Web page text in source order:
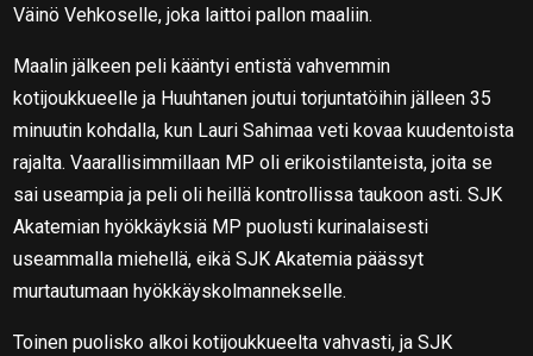
Väinö Vehkoselle, joka laittoi pallon maaliin.
Maalin jälkeen peli kääntyi entistä vahvemmin
kotijoukkueelle ja Huuhtanen joutui torjuntatöihin jälleen 35
minuutin kohdalla, kun Lauri Sahimaa veti kovaa kuudentoista
rajalta. Vaarallisimmillaan MP oli erikoistilanteista, joita se
sai useampia ja peli oli heillä kontrollissa taukoon asti. SJK
Akatemian hyökkäyksiä MP puolusti kurinalaisesti
useammalla miehellä, eikä SJK Akatemia päässyt
murtautumaan hyökkäyskolmannekselle.
Toinen puolisko alkoi kotijoukkueelta vahvasti, ja SJK